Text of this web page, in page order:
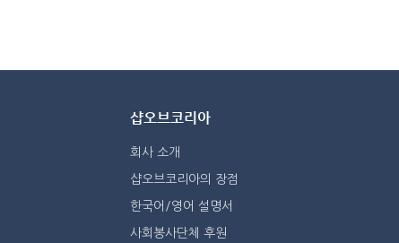
샵오브코리아
회사 소개
샵오브코리아의 장점
한국어/영어 설명서
사회봉사단체 후원